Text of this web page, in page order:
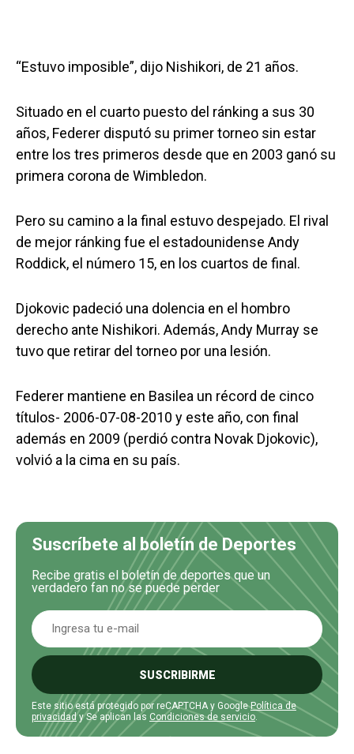
“Estuvo imposible”, dijo Nishikori, de 21 años.
Situado en el cuarto puesto del ránking a sus 30
años, Federer disputó su primer torneo sin estar
entre los tres primeros desde que en 2003 ganó su
primera corona de Wimbledon.
Pero su camino a la final estuvo despejado. El rival
de mejor ránking fue el estadounidense Andy
Roddick, el número 15, en los cuartos de final.
Djokovic padeció una dolencia en el hombro
derecho ante Nishikori. Además, Andy Murray se
tuvo que retirar del torneo por una lesión.
Federer mantiene en Basilea un récord de cinco
títulos- 2006-07-08-2010 y este año, con final
además en 2009 (perdió contra Novak Djokovic),
volvió a la cima en su país.
Suscríbete al boletín de Deportes
Recibe gratis el boletín de deportes que un
verdadero fan no se puede perder
SUSCRIBIRME
Este sitio está protegido por reCAPTCHA y GooglePolítica de
privacidady Se aplican las Condiciones de servicio.